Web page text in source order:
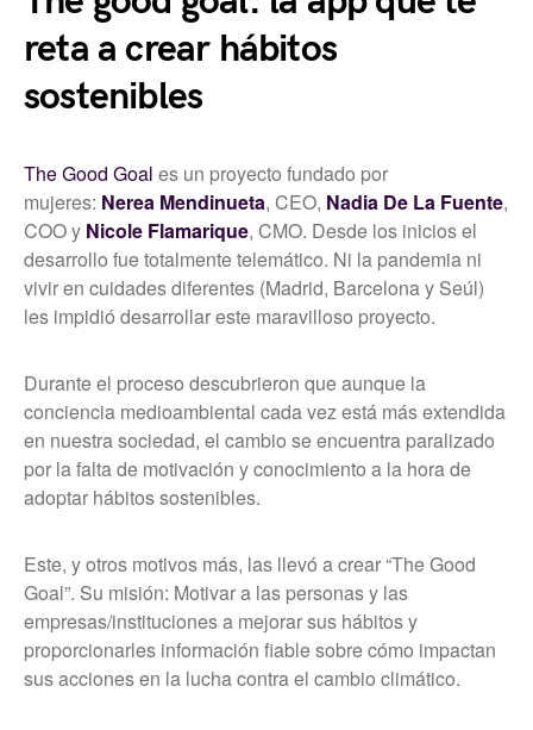
reta a crear hábitos
sostenibles
The Good Goal es un proyecto fundado por
mujeres: Nerea Mendinueta, CEO, Nadia De La Fuente,
COO y Nicole Flamarique, CMO. Desde los inicios el
desarrollo fue totalmente telemático. Ni la pandemia ni
vivir en cuidades diferentes (Madrid, Barcelona y Seúl)
les impidió desarrollar este maravilloso proyecto.
Durante el proceso descubrieron que aunque la
conciencia medioambiental cada vez está más extendida
en nuestra sociedad, el cambio se encuentra paralizado
por la falta de motivación y conocimiento a la hora de
adoptar hábitos sostenibles.
Este, y otros motivos más, las llevó a crear “The Good
Goal”. Su misión: Motivar a las personas y las
empresas/instituciones a mejorar sus hábitos y
proporcionarles información fiable sobre cómo impactan
sus acciones en la lucha contra el cambio climático.